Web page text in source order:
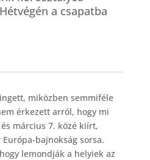
a csapatba
miközben semmiféle
érkezett arról, hogy mi
március 7. közé kiírt,
bajnokság sorsa.
lemondják a helyiek az